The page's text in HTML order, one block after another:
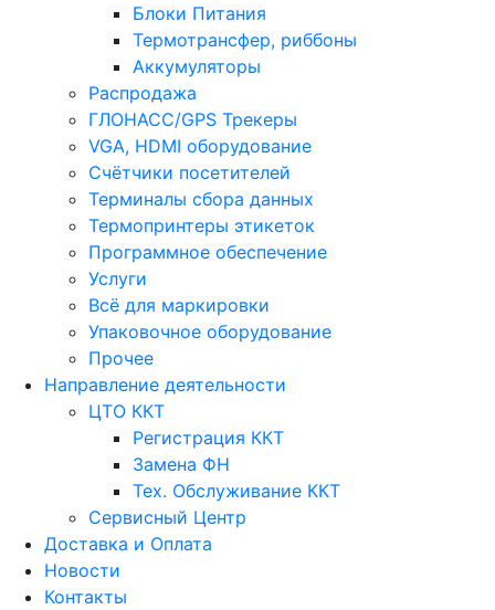
Блоки Питания
Термотрансфер, риббоны
Аккумуляторы
Распродажа
ГЛОНАСС/GPS Трекеры
VGA, HDMI оборудование
Счётчики посетителей
Терминалы сбора данных
Термопринтеры этикеток
Программное обеспечение
Услуги
Всё для маркировки
Упаковочное оборудование
Прочее
Направление деятельности
ЦТО ККТ
Регистрация ККТ
Замена ФН
Тех. Обслуживание ККТ
Сервисный Центр
Доставка и Оплата
Новости
Контакты